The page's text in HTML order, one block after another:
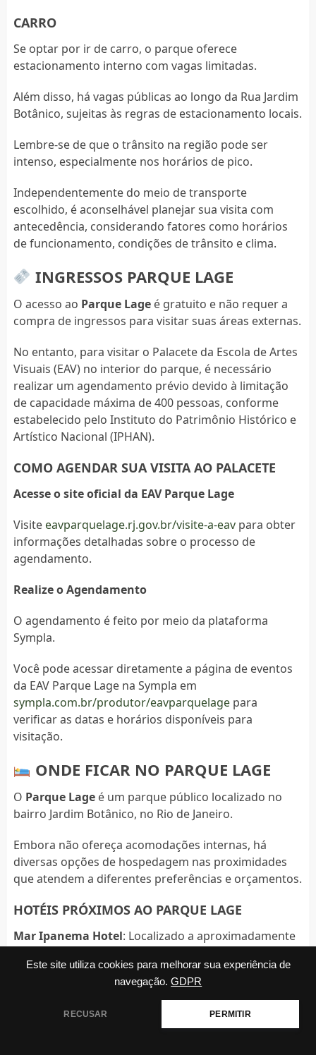
Este site utiliza cookies para melhorar sua experiência de
navegação. GDPR
RECUSAR PERMITIR
CARRO
Se optar por ir de carro, o parque oferece
estacionamento interno com vagas limitadas.
Além disso, há vagas públicas ao longo da Rua Jardim
Botânico, sujeitas às regras de estacionamento locais.
Lembre-se de que o trânsito na região pode ser
intenso, especialmente nos horários de pico.
Independentemente do meio de transporte
escolhido, é aconselhável planejar sua visita com
antecedência, considerando fatores como horários
de funcionamento, condições de trânsito e clima.
INGRESSOS PARQUE LAGE
O acesso ao Parque Lageé gratuito e não requer a
compra de ingressos para visitar suas áreas externas.
No entanto, para visitar o Palacete da Escola de Artes
Visuais (EAV) no interior do parque, é necessário
realizar um agendamento prévio devido à limitação
de capacidade máxima de 400 pessoas, conforme
estabelecido pelo Instituto do Patrimônio Histórico e
Artístico Nacional (IPHAN).
COMO AGENDAR SUA VISITA AO PALACETE
Acesse o site oficial da EAV Parque Lage
Visite eavparquelage.rj.gov.br/visite-a-eavpara obter
informações detalhadas sobre o processo de
agendamento.
Realize o Agendamento
O agendamento é feito por meio da plataforma
Sympla.
Você pode acessar diretamente a página de eventos
da EAV Parque Lage na Sympla em
sympla.com.br/produtor/eavparquelagepara
verificar as datas e horários disponíveis para
visitação.
ONDE FICAR NO PARQUE LAGE
O Parque Lageé um parque público localizado no
bairro Jardim Botânico, no Rio de Janeiro.
Embora não ofereça acomodações internas, há
diversas opções de hospedagem nas proximidades
que atendem a diferentes preferências e orçamentos.
HOTÉIS PRÓXIMOS AO PARQUE LAGE
Mar Ipanema Hotel: Localizado a aproximadamente
confortáveis e está próximo às praias de Ipanema e
Américas Copacabana Hotel
: Situado a cerca de 3